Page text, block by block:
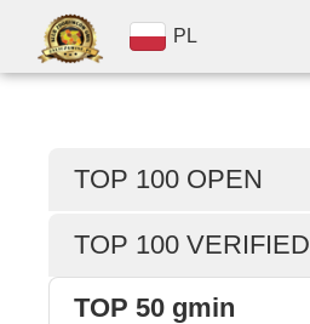
PL
TOP 100 OPEN
TOP 100 VERIFIED
TOP 50 gmin